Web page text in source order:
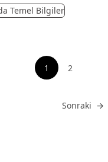
Temel Bilgiler
1 Sayfayı gör
2
Git
Sonraki →